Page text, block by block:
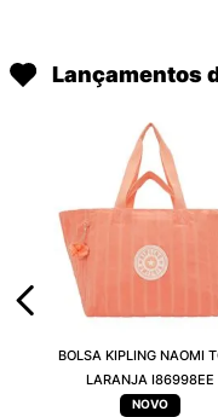
Lançamentos
BOLSA KIPLING NAOMI
LARANJA I86998EE